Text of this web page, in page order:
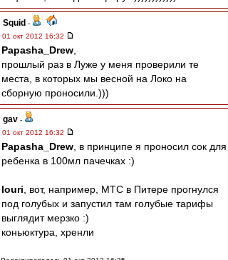
Squid -
01 окт 2012 16:32
Papasha_Drew
прошлый раз в Луже у меня проверили те
места, в которых мы весной на Локо на
сборную проносили.)))
gav -
01 окт 2012 16:32
Papasha_Drew , в принципе я проносил сок для
ребенка в 100мл пачечках :)
Iouri , вот, например, МТС в Питере прогнулся
под голубых и запустил там голубые тарифы
выглядит мерзко :)
коньюктура, хренли